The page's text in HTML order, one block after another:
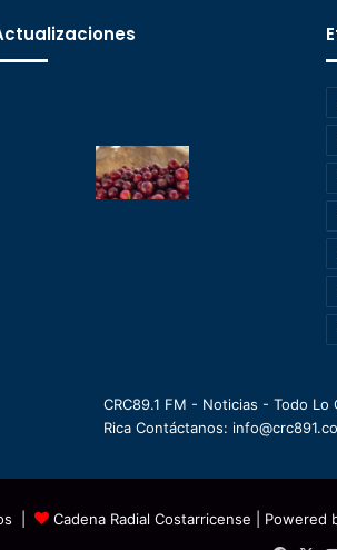
CRC89.1 FM - Noticias - Todo
Rica Contáctanos:
| Cadena Radial Costarricense | Powered